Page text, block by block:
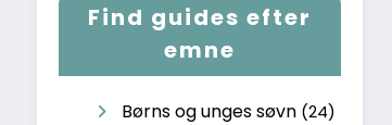
Find guides efter
emne
Børns og unges søvn (24)